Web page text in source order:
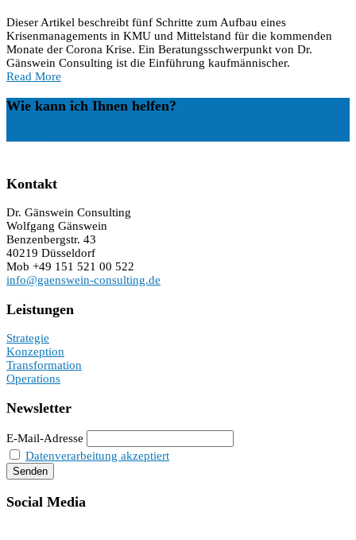
Dieser Artikel beschreibt fünf Schritte zum Aufbau eines
Krisenmanagements in KMU und Mittelstand für die kommenden
Monate der Corona Krise. Ein Beratungsschwerpunkt von Dr.
Gänswein Consulting ist die Einführung kaufmännischer.
Read More
Wie kann ich Ihnen helfen?
Kontakt
Dr. Gänswein Consulting
Wolfgang Gänswein
Benzenbergstr. 43
40219 Düsseldorf
Mob +49 151 521 00 522
info@gaenswein-consulting.de
Leistungen
Strategie
Konzeption
Transformation
Operations
Newsletter
E-Mail-Adresse
Datenverarbeitung akzeptiert
Social Media